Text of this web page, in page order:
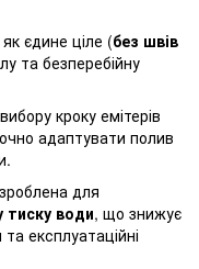
єдине ціле (без швів
та безперебійну
кроку емітерів
адаптувати полив
для
тиску води, що знижує
експлуатаційні